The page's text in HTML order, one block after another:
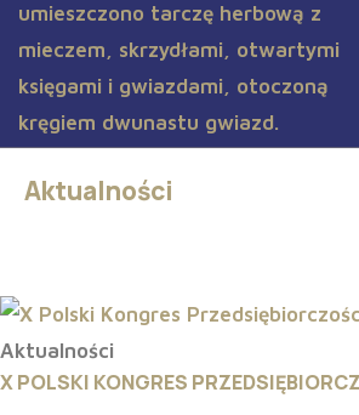
Aktualności
Aktualności
X POLSKI KONGRES